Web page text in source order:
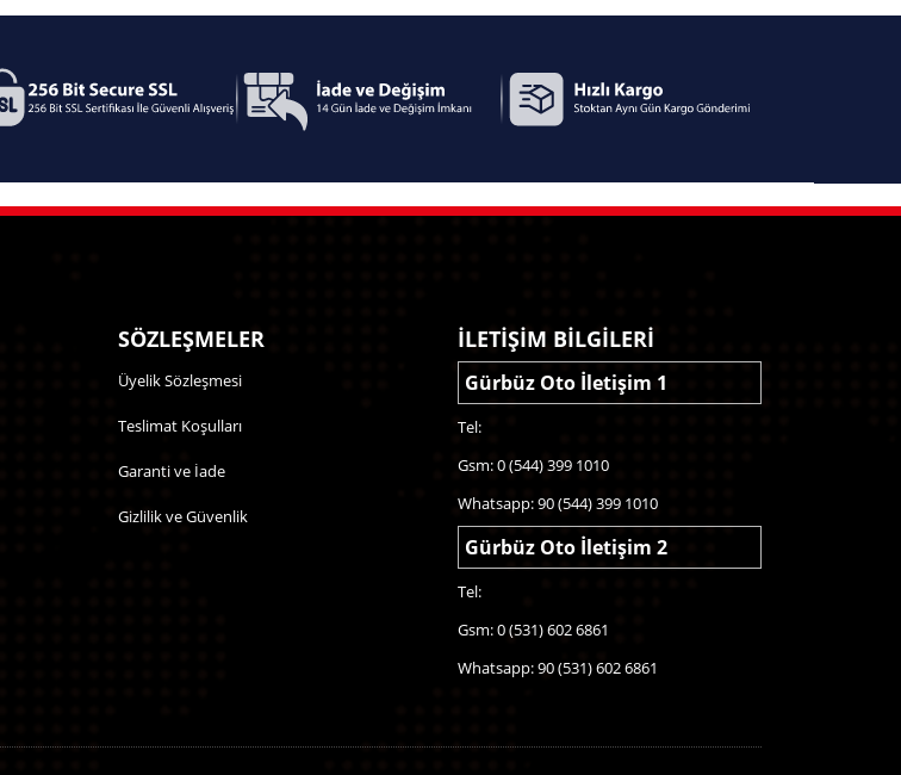
SÖZLEŞMELER
Üyelik Sözleşmesi
Teslimat Koşulları
Garanti ve İade
Gizlilik ve Güvenlik
İLETİŞİM BİLGİLERİ
Gürbüz Oto İletişim 1
Tel:
Gsm: 0 (544) 399 1010
Whatsapp: 90 (544) 399 1010
Gürbüz Oto İletişim 2
Tel:
Gsm: 0 (531) 602 6861
Whatsapp: 90 (531) 602 6861